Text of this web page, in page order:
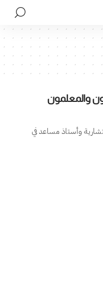
والمعلمون
وأستاذ مساعد في